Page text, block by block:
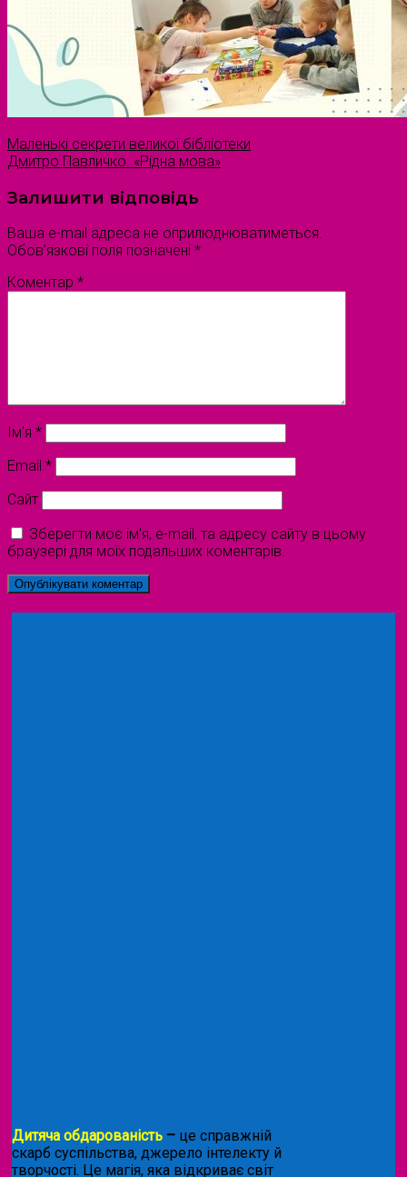
Маленькі секрети великої бібліотеки
Дмитро Павличко. «Рідна мова»
Залишити відповідь
Ваша e-mail адреса не оприлюднюватиметься.
Обов’язкові поля позначені *
Коментар *
Ім'я *
Email *
Сайт
Зберегти моє ім'я, e-mail, та адресу сайту в цьому
браузері для моїх подальших коментарів.
Дитяча обдарованість – це справжній
скарб суспільства, джерело інтелекту й
творчості. Це магія, яка відкриває світ